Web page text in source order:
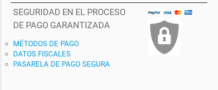
SEGURIDAD EN EL PROCESO
DE PAGO GARANTIZADA
MÉTODOS DE PAGO
DATOS FISCALES
PASARELA DE PAGO SEGURA